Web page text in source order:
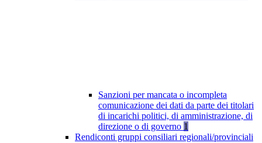
Sanzioni per mancata o incompleta
comunicazione dei dati da parte dei titolari
di incarichi politici, di amministrazione, di
direzione o di governo 1
Rendiconti gruppi consiliari regionali/provinciali